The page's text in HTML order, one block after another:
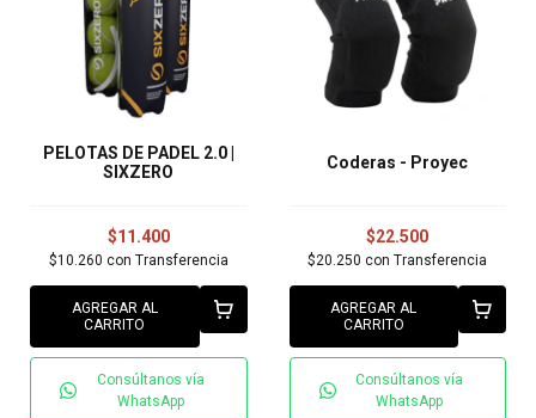
PELOTAS DE PADEL 2.0 |
SIXZERO
$11.400
$10.260 con Transferencia
AGREGAR AL
CARRITO
Consúltanos vía
WhatsApp
Coderas - Proyec
$22.500
$20.250con Transferencia
AGREGAR AL
CARRITO
Consúltanos vía
WhatsApp